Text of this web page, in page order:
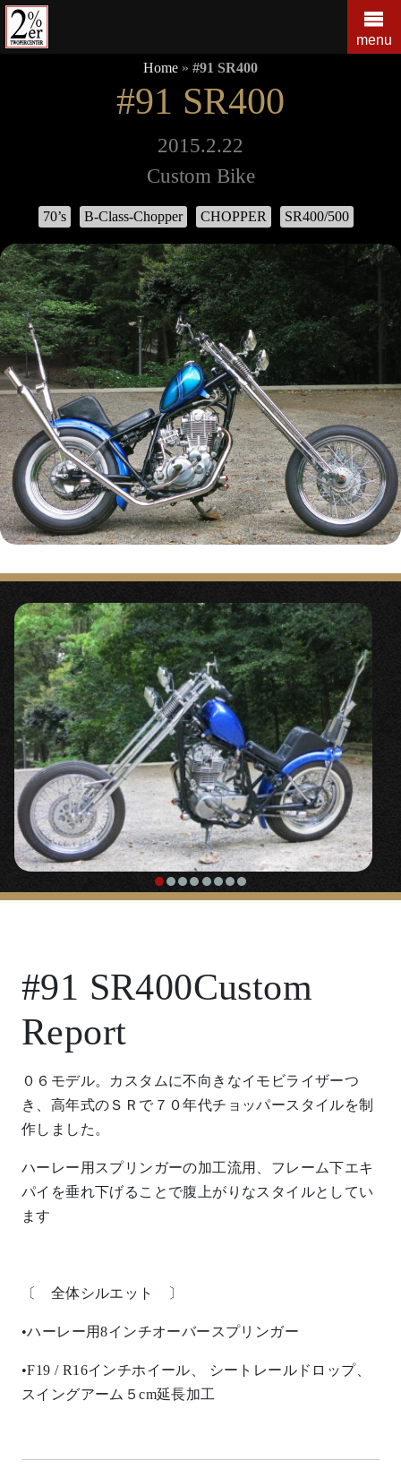
コ
ン
テ
す
る
menu
Home » #91 SR400
#91 SR400
2015.2.22
Custom Bike
70’s B-Class-Chopper CHOPPER SR400/500
#91 SR400Custom
Report
０６モデル。カスタムに不向きなイモビライザーつ
き、高年式のＳＲで７０年代チョッパースタイルを制
作しました。
ハーレー用スプリンガーの加工流用、フレーム下エキ
パイを垂れ下げることで腹上がりなスタイルとしてい
ます
〔 全体シルエット 〕
•ハーレー用8インチオーバースプリンガー
•F19 / R16インチホイール、 シートレールドロップ、
スイングアーム５cm延長加工